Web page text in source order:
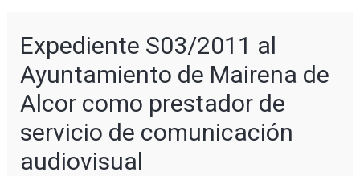
Expediente S03/2011 al
Ayuntamiento de Mairena de
Alcor como prestador de
servicio de comunicación
audiovisual